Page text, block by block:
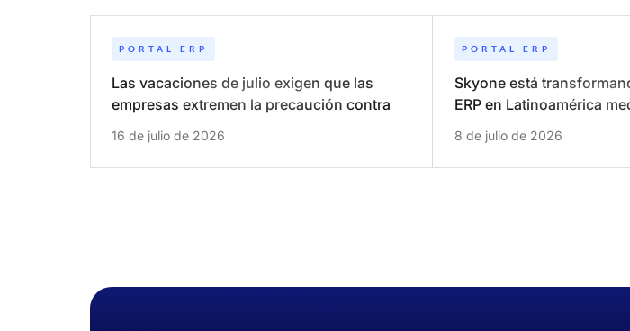
PORTAL ERP
Las vacaciones de julio exigen que las
empresas extremen la precaución contra
los ciberataques
16 de julio de 2026
PORTAL ERP
Skyone está
ERP en Latinoamérica
unificación de la nube, la
la inteligencia artificial
8 de julio de 2026